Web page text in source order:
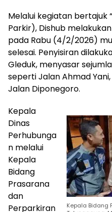
Melalui kegiatan bertajuk
Parkir), Dishub
pada Rabu (4/2/2026)
selesai. Penyisiran
Gleduk, menyasar
seperti Jalan Ahmad
Jalan Diponegoro.
Kepala Bidang
Kepala
Dinas
Perhubunga
n melalui
Kepala
Bidang
Prasarana
dan
Perparkiran